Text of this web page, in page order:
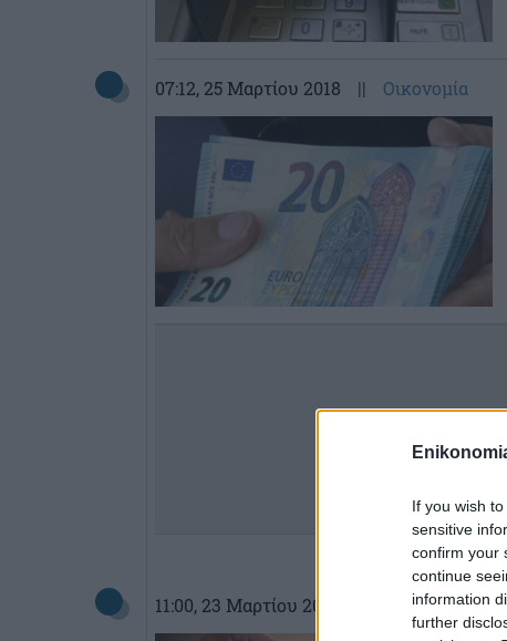
If you wish
sensitive
confirm your
continue
information
further
07:12, 25 Μαρτίου 2018 || Οικονομία
11:00, 23 Μαρτίου 2018 My money